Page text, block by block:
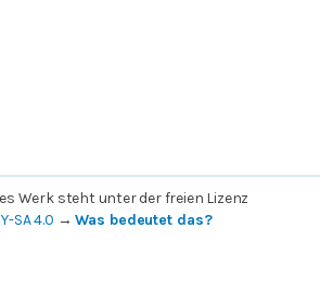
Werk steht unter der freien Lizenz
SA 4.0 →Was bedeutet das?